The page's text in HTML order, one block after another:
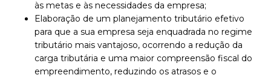
às metas e às necessidades da empresa;
Elaboração de um planejamento tributário efetivo
para que a sua empresa seja enquadrada no regime
tributário mais vantajoso, ocorrendo a redução da
carga tributária e uma maior compreensão fiscal do
empreendimento, reduzindo os atrasos e o